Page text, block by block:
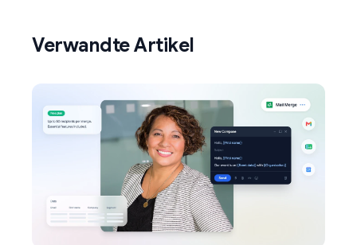
Verwandte Artikel